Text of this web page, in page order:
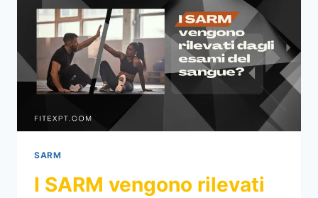
SARM
I SARM vengono rilevati